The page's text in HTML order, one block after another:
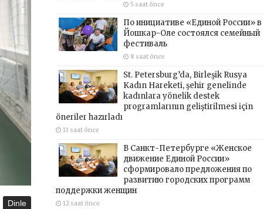
Dinle
5 saat önce
По инициативе «Единой России» в
Йошкар-Оле состоялся семейный
фестиваль
8 saat önce
St. Petersburg’da, Birleşik Rusya
Kadın Hareketi, şehir genelinde
kadınlara yönelik destek
programlarının geliştirilmesi için
öneriler hazırladı
11 saat önce
В Санкт-Петербурге «Женское
движение Единой России»
сформировало предложения по
развитию городских программ
поддержки женщин
12 saat önce